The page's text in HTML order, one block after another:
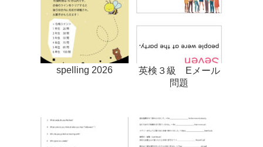
spelling 2026
英検３級 Eメール
問題